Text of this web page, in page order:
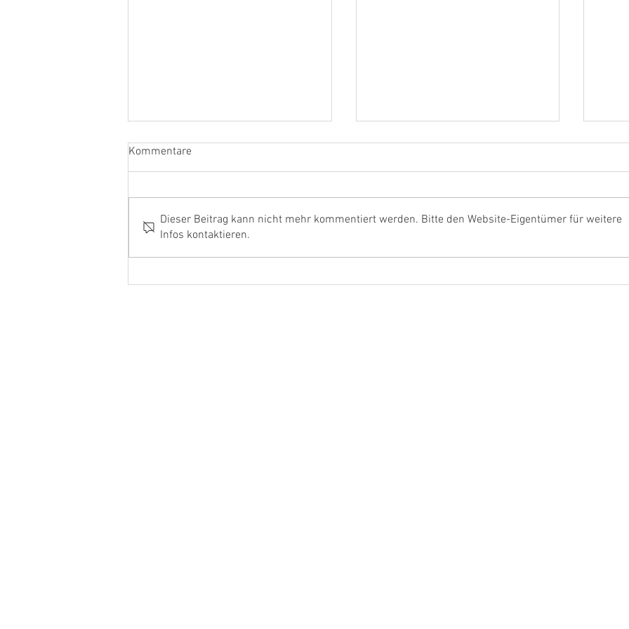
Ehrenamtler und Handwerker
468.000 Euro vom Bund für
Kommentare
Dieser Beitrag kann nicht mehr kommentiert werden. Bitte den Website-Eigentümer für weitere
Infos kontaktieren.